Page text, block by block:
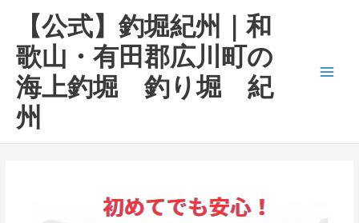
【公式】釣堀紀州｜和
歌山・有田郡広川町の
海上釣堀 釣り堀 紀
州